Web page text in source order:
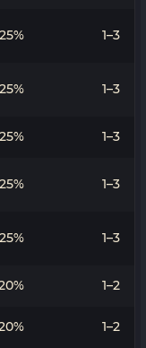
25% 1–3
25% 1–3
25% 1–3
25% 1–3
25% 1–3
1–2
1–2